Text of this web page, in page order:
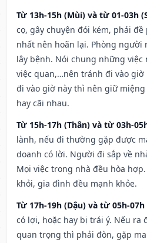
Từ 13h-15h (Mùi) và từ 01-03h
cọ, gây chuyện đói kém, phải
nhất nên hoãn lại. Phòng
lây bệnh. Nói chung những
việc quan,…nên tránh đi vào giờ
đi vào giờ này thì nên giữ
hay cãi nhau.
Từ 15h-17h (Thân) và từ 03h-
lành, nếu đi thường gặp được
doanh có lời. Người đi sắp về
Mọi việc trong nhà đều hòa
khỏi, gia đình đều mạnh khỏe.
Từ 17h-19h (Dậu) và từ 05h-07h
có lợi, hoặc hay bị trái ý. Nếu ra
quan trọng thì phải đòn, gặp